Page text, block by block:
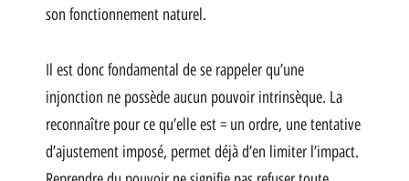
son fonctionnement naturel.
Il est donc fondamental de se rappeler qu’une
injonction ne possède aucun pouvoir intrinsèque. La
reconnaître pour ce qu’elle est = un ordre, une tentative
d’ajustement imposé, permet déjà d’en limiter l’impact.